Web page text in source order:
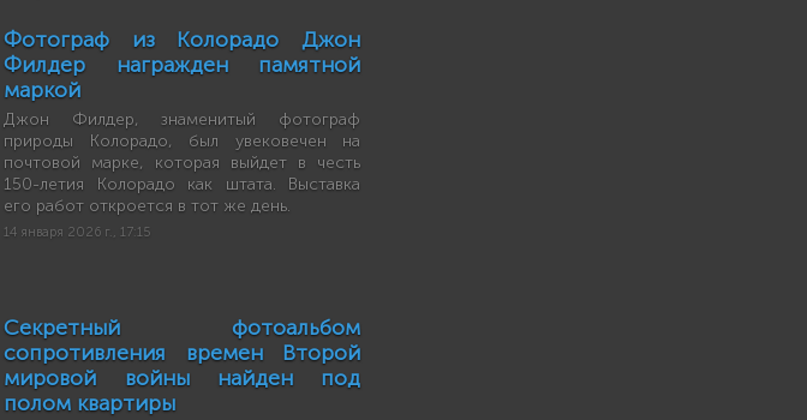
Фотограф из Колорадо Джон
Филдер награжден памятной
маркой
Джон Филдер, знаменитый фотограф
природы Колорадо, был увековечен на
почтовой марке, которая выйдет в честь
150-летия Колорадо как штата. Выставка
его работ откроется в тот же день.
14 января 2026 г., 17:15
Секретный фотоальбом
сопротивления времен Второй
мировой войны найден под
полом квартиры